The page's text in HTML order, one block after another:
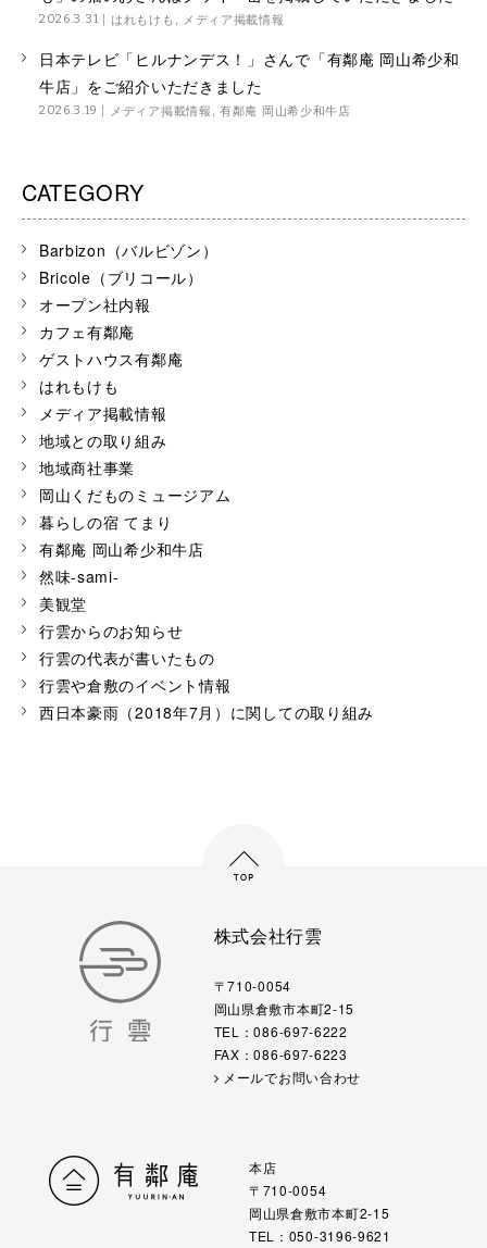
2026.3.31 はれもけも , メディア掲載情報
日本テレビ「ヒルナンデス！」さんで「有鄰庵 岡山希少和
牛店」をご紹介いただきました
2026.3.19 メディア掲載情報,有鄰庵 岡山希少和牛店
CATEGORY
Barbizon（バルビゾン）
Bricole（ブリコール）
オープン社内報
カフェ有鄰庵
ゲストハウス有鄰庵
はれもけも
メディア掲載情報
地域との取り組み
地域商社事業
岡山くだものミュージアム
暮らしの宿 てまり
有鄰庵 岡山希少和牛店
然味-sami-
美観堂
行雲からのお知らせ
行雲の代表が書いたもの
行雲や倉敷のイベント情報
西日本豪雨（2018年7月）に関しての取り組み
株式会社行雲
〒710-0054
岡山県倉敷市本町2-15
TEL：086-697-6222
FAX：086-697-6223
メールでお問い合わせ
本店
〒710-0054
岡山県倉敷市本町2-15
TEL：050-3196-9621